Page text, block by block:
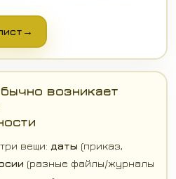
→
возникает
вещи: даты (приказ,
(разные файлы/журналы